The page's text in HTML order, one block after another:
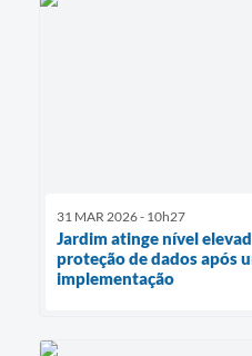
31 MAR 2026 - 10h27
Jardim atinge nível
proteção de dados após
implementação